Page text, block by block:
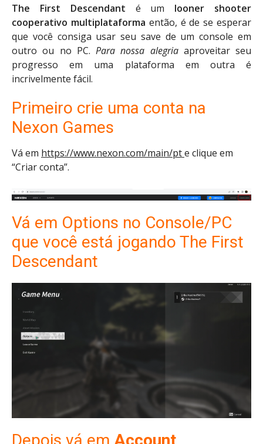
The First Descendant é um looner shooter
cooperativo multiplataforma então, é de se esperar
que você consiga usar seu save de um console em
outro ou no PC. Para nossa alegria aproveitar seu
progresso em uma plataforma em outra é
incrivelmente fácil.
Primeiro crie uma conta na
Nexon Games
Vá em https://www.nexon.com/main/pte clique em
“Criar conta”.
Vá em Options no Console/PC
que você está jogando The First
Descendant
Depois vá em Account